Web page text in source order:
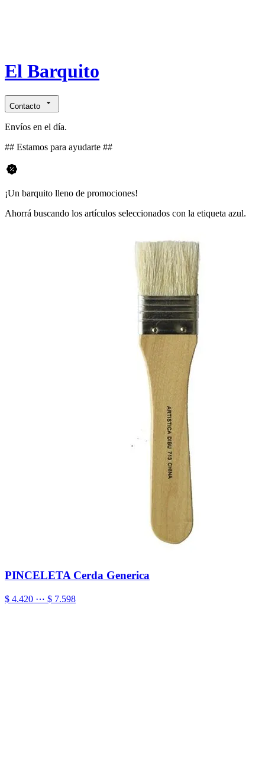
El Barquito
Contacto
Envíos en el día.
## Estamos para ayudarte ##
¡Un barquito lleno de promociones!
Ahorrá buscando los artículos seleccionados con la etiqueta azul.
PINCELETA Cerda Generica
$ 4.420 ⋯ $ 7.598